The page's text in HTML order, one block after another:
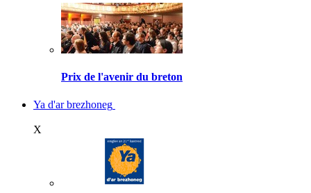
Prix de l'avenir du breton
Ya d'ar brezhoneg
X